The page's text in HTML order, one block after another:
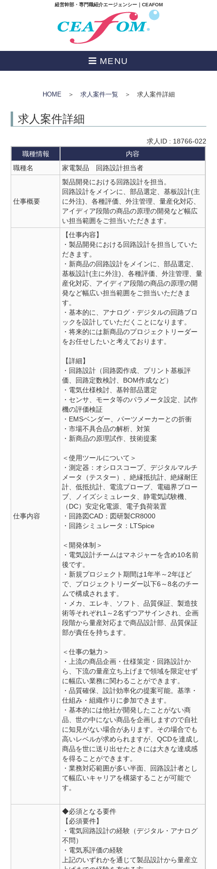
経営幹部・専門職紹介エージェンシー｜CEAFOM
MENU
HOME ＞ 求人案件一覧 ＞ 求人案件詳細
求人案件詳細
求人ID : 18766-022
職種情報
内容
職種名
家電製品 回路設計担当者
仕事概要
製品開発における回路設計を担当。
回路設計をメインに、部品選定、基板設計(主
に外注)、各種評価、外注管理、量産化対応、
アイディア段階の商品の原理の開発など幅広
い担当範囲をご担当いただきます。
仕事内容
【仕事内容】
・製品開発における回路設計を担当していた
だきます。
・新商品の回路設計をメインに、部品選定、
基板設計(主に外注)、各種評価、外注管理、量
産化対応、アイディア段階の商品の原理の開
発など幅広い担当範囲をご担当いただきま
す。
・基本的に、アナログ・デジタルの回路ブロ
ックを設計していただくことになります。
・将来的には新商品のプロジェクトリーダー
をお任せしたいと考えております。
【詳細】
・回路設計（回路図作成、プリント基板評
価、回路定数検討、BOM作成など）
・電気仕様検討、基幹部品選定
・センサ、モータ等のパラメータ設定、試作
機の評価検証
・EMSベンダー、パーツメーカーとの折衝
・市場不具合品の解析、対策
・新商品の原理試作、技術提案
＜使用ツールについて＞
・測定器：オシロスコープ、デジタルマルチ
メータ（テスター）、絶縁抵抗計、絶縁耐圧
計、低抵抗計、電流プローブ、電磁界プロー
ブ、ノイズシミュレータ、静電気試験機、
（DC）安定化電源、電子負荷装置
・回路図CAD：図研製CR8000
・回路シミュレータ：LTSpice
＜開発体制＞
・電気設計チームはマネジャーを含め10名前
後です。
・新規プロジェクト期間は1年半～2年ほど
で、プロジェクトリーダー以下6～8名のチー
ムで構成されます。
・メカ、エレキ、ソフト、品質保証、製造技
術等それぞれ1～2名ずつアサインされ、企画
段階から量産対応まで商品設計部、品質保証
部が責任を持ちます。
＜仕事の魅力＞
・上流の商品企画・仕様策定・回路設計か
ら、下流の量産立ち上げまで領域を限定せず
に幅広い業務に関わることができます。
・品質確保、設計効率化の提案可能。基準・
仕組み・組織作りに参加できます。
・基本的には他社が開発したことがない商
品、世の中にない商品を企画しますので自社
に知見がない場合があります。その場合でも
高いレベルが求められますが、QCDを達成し
商品を世に送り出せたときには大きな達成感
を得ることができます。
・業務対応範囲が多い半面、回路設計者とし
て幅広いキャリアを構築することが可能で
す。
◆必須となる要件
【必須要件】
・電気回路設計の経験（デジタル・アナログ
不問）
・電気系評価の経験
上記のいずれかを通じて製品設計から量産立